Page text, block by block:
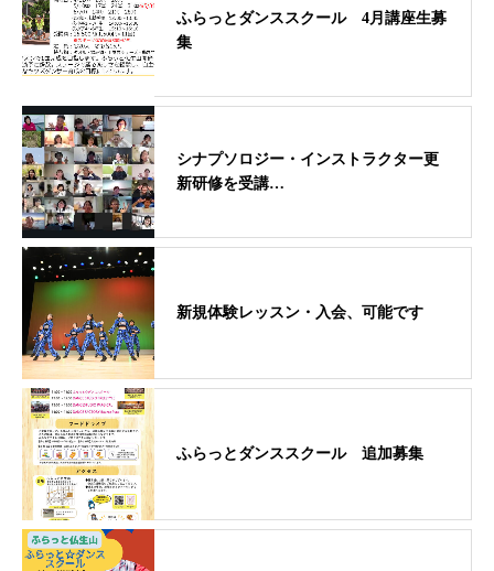
ふらっとダンススクール 4月講座生募
集
シナプソロジー・インストラクター更
新研修を受講…
新規体験レッスン・入会、可能です
ふらっとダンススクール 追加募集